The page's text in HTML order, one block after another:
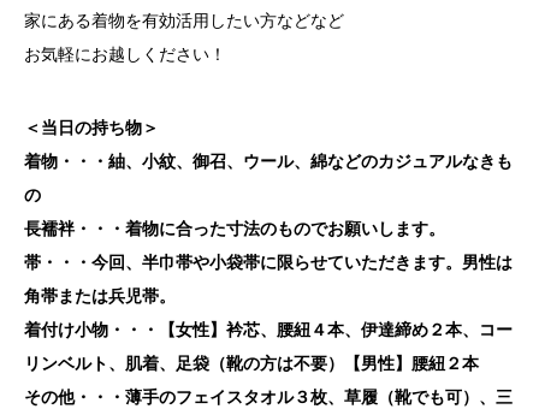
家にある着物を有効活用したい方などなど
お気軽にお越しください！
＜当日の持ち物＞
着物・・・紬、小紋、御召、ウール、綿などのカジュアルなきも
の
長襦袢・・・着物に合った寸法のものでお願いします。
帯・・・今回、半巾帯や小袋帯に限らせていただきます。男性は
角帯または兵児帯。
着付け小物・・・【女性】衿芯、腰紐４本、伊達締め２本、コー
リンベルト、肌着、足袋（靴の方は不要）【男性】腰紐２本
その他・・・薄手のフェイスタオル３枚、草履（靴でも可）、三